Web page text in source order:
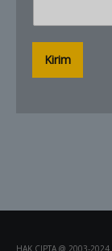
a
Kirim
HAK CIPTA @ 2003-2024